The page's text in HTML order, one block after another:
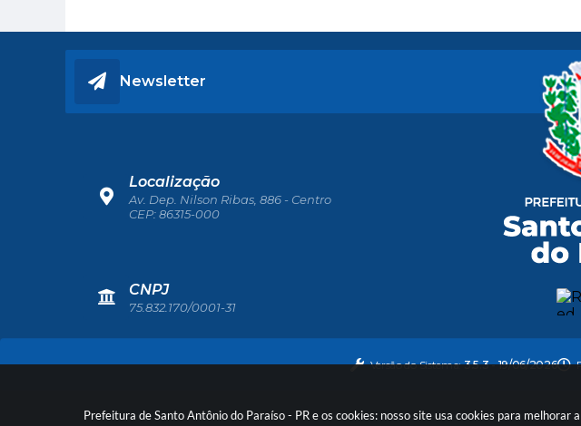
Prefeitura de Santo Antônio do Paraíso - PR e os cookies: nosso site usa cookies para
Newsletter
Localização
Av. Dep. Nilson Ribas, 886 - Centro
CEP: 86315-000
CNPJ
75.832.170/0001-31
Versão do Sistema:3.5.3 - 19/06/2026